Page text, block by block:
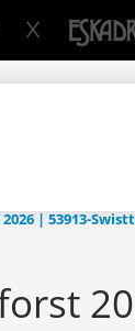
| 53913-